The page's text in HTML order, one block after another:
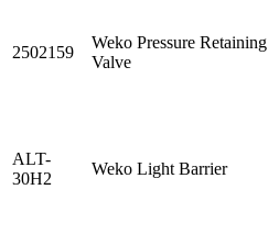
2502159
Weko Pressure Retaining
Valve
ALT-
30H2
Weko Light Barrier